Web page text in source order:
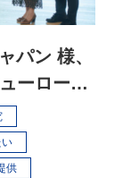
パン 様、
ーロー
なとみら
クト
い
供